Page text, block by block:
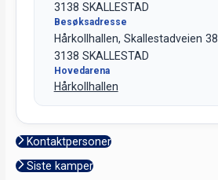
3138 SKALLESTAD
Besøksadresse
Hårkollhallen, Skallestadveien 38
3138 SKALLESTAD
Hovedarena
Hårkollhallen
Kontaktpersoner
Siste kamper